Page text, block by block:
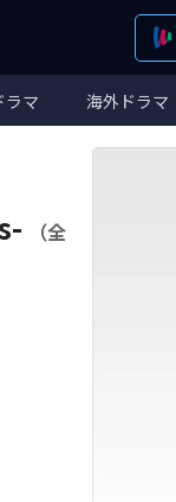
ラマ 海外ドラマ
（全